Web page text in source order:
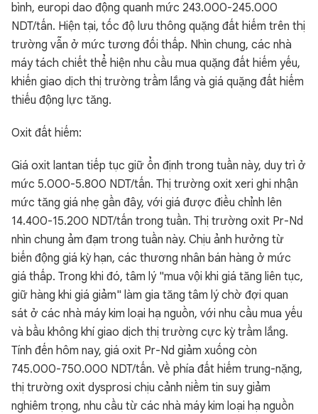
bình, europi dao động quanh mức 243.000-245.000
NDT/tấn. Hiện tại, tốc độ lưu thông quặng đất hiếm trên thị
trường vẫn ở mức tương đối thấp. Nhìn chung, các nhà
máy tách chiết thể hiện nhu cầu mua quặng đất hiếm yếu,
khiến giao dịch thị trường trầm lắng và giá quặng đất hiếm
thiếu động lực tăng.
Oxit đất hiếm:
Giá oxit lantan tiếp tục giữ ổn định trong tuần này, duy trì ở
mức 5.000-5.800 NDT/tấn. Thị trường oxit xeri ghi nhận
mức tăng giá nhẹ gần đây, với giá được điều chỉnh lên
14.400-15.200 NDT/tấn trong tuần. Thị trường oxit Pr-Nd
nhìn chung ảm đạm trong tuần này. Chịu ảnh hưởng từ
biến động giá kỳ hạn, các thương nhân bán hàng ở mức
giá thấp. Trong khi đó, tâm lý "mua vội khi giá tăng liên tục,
giữ hàng khi giá giảm" làm gia tăng tâm lý chờ đợi quan
sát ở các nhà máy kim loại hạ nguồn, với nhu cầu mua yếu
và bầu không khí giao dịch thị trường cực kỳ trầm lắng.
Tính đến hôm nay, giá oxit Pr-Nd giảm xuống còn
745.000-750.000 NDT/tấn. Về phía đất hiếm trung-nặng,
thị trường oxit dysprosi chịu cảnh niềm tin suy giảm
nghiêm trọng, nhu cầu từ các nhà máy kim loại hạ nguồn